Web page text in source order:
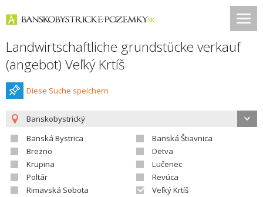
Landwirtschaftliche grundstücke verkauf
(angebot) Veľký Krtíš
Diese Suche speichern
Banskobystrický
Banská Bystrica
Banská Štiavnica
Brezno
Detva
Krupina
Lučenec
Poltár
Revúca
Rimavská Sobota
Veľký Krtíš